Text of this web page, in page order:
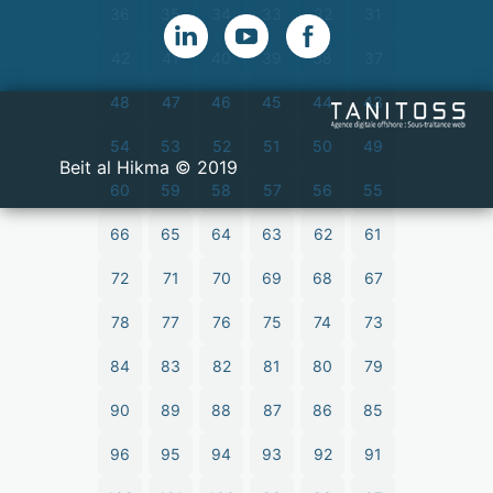
32
35
38
39
40
41
43
44
45
46
47
48
49
50
51
52
53
54
55
56
57
58
59
60
61
62
63
64
65
66
67
68
69
70
71
72
73
74
75
76
77
78
79
80
81
82
83
84
85
86
87
88
89
90
91
92
93
94
95
96
2019 © Beit al Hikma